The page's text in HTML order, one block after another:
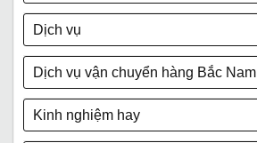
Dịch vụ
Dịch vụ vận chuyển hàng Bắc Nam
Kinh nghiệm hay